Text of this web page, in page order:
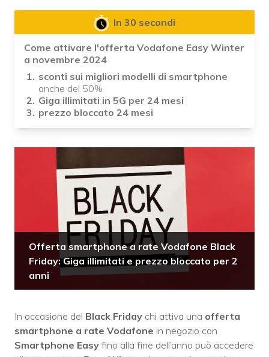
In 30 secondi
Come attivare l'offerta Vodafone Easy Winter
a novembre 2024
sconti sui migliori modelli di smartphone
anche del 50%
Giga illimitati in 5G per 24 mesi
prezzo bloccato 24 mesi
Offerta smartphone a rate Vodafone Black
Friday: Giga illimitati e prezzo bloccato per 2
anni
In occasione del Black Friday chi attiva una offerta
smartphone a rate Vodafone in negozio con
Smartphone Easy fino alla fine dell’anno può accedere